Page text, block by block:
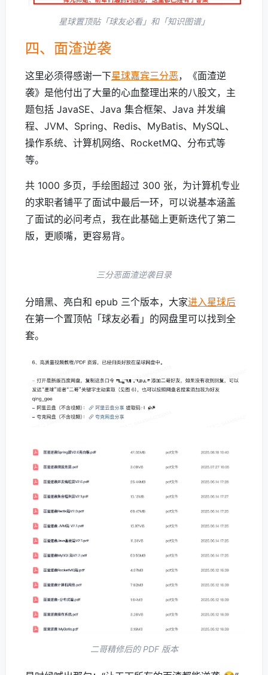
星球置顶贴「球友必看」和「知识图谱」
四、面渣逆袭
这里必须得感谢一下星球嘉宾三分恶，《面渣逆
袭》是他付出了大量的心血整理出来的八股文，主
题包括 JavaSE、Java 集合框架、Java 并发编
程、JVM、Spring、Redis、MyBatis、MySQL、
操作系统、计算机网络、RocketMQ、分布式等
等。
共 1000 多页，手绘图超过 300 张，为计算机专业
的求职者铺平了面试中最后一环，可以说基本涵盖
了面试的必问考点，我在此基础上更新迭代了第二
版，更顺嘴，更容易背。
三分恶面渣逆袭目录
分暗黑、亮白和 epub 三个版本，大家
进入星球后
在第一个置顶帖「球友必看」的网盘里可以找到全